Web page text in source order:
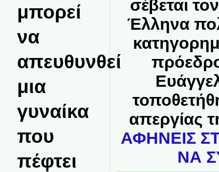
μπορεί
να
απευθυνθεί
μια
γυναίκα
που
πέφτει
σέβεται
Έλληνα
ΑΦΗΝΕΙΣ
ΝΑ